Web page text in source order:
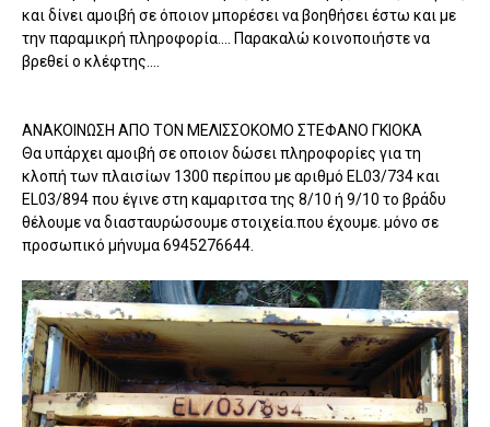
και δίνει αμοιβή σε όποιον μπορέσει να βοηθήσει έστω και με
την παραμικρή πληροφορία.... Παρακαλώ κοινοποιήστε να
βρεθεί ο κλέφτης....
ΑΝΑΚΟΙΝΩΣΗ ΑΠΟ ΤΟΝ ΜΕΛΙΣΣΟΚΟΜΟ ΣΤΕΦΑΝΟ ΓΚΙΟΚΑ
Θα υπάρχει αμοιβή σε οποιον δώσει πληροφορίες για τη
κλοπή των πλαισίων 1300 περίπου με αριθμό EL03/734 και
EL03/894 που έγινε στη καμαριτσα της 8/10 ή 9/10 το βράδυ
θέλουμε να διασταυρώσουμε στοιχεία.που έχουμε. μόνο σε
προσωπικό μήνυμα 6945276644.